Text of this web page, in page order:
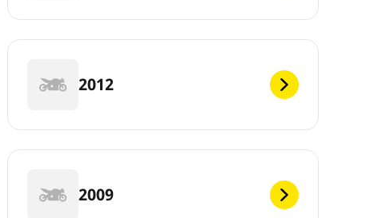
2012
2009